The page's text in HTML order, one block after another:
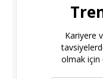
Kariyere
olmak için